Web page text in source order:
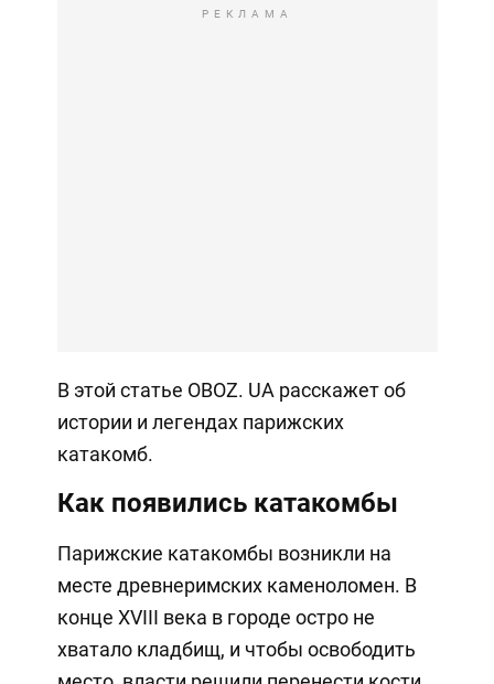
РЕКЛАМА
В этой статье OBOZ. UA расскажет об
истории и легендах парижских
катакомб.
Как появились катакомбы
Парижские катакомбы возникли на
месте древнеримских каменоломен. В
конце XVIII века в городе остро не
хватало кладбищ, и чтобы освободить